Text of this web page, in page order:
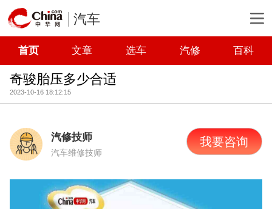
汽车
首页 文章 选车 汽修 百科
奇骏胎压多少合适
2023-10-16 18:12:15
汽修技师
汽车维修技师
我要咨询